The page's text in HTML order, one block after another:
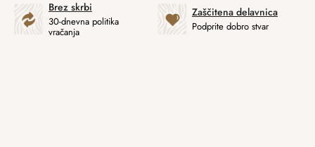
Brez skrbi
30-dnevna politika
vračanja
Zaščitena delavnica
Podprite dobro stvar